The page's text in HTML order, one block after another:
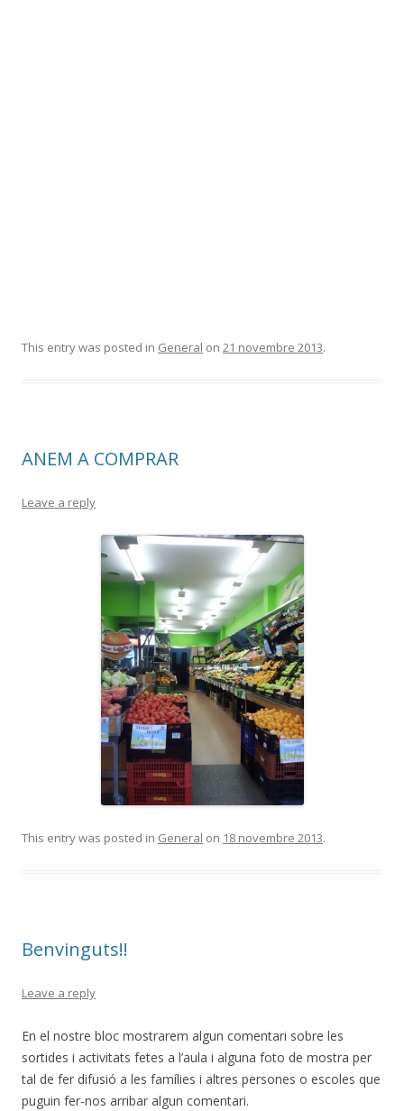
This entry was posted in General on 21 novembre 2013.
ANEM A COMPRAR
Leave a reply
This entry was posted in General on 18 novembre 2013.
Benvinguts!!
Leave a reply
En el nostre bloc mostrarem algun comentari sobre les
sortides i activitats fetes a l’aula i alguna foto de mostra per
tal de fer difusió a les famílies i altres persones o escoles que
puguin fer-nos arribar algun comentari.